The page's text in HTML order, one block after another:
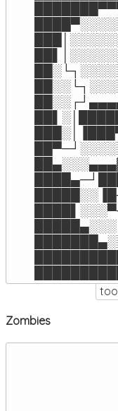
Zombies